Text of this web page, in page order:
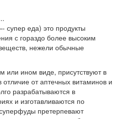
еда) это продукты
с гораздо более высоким
нежели обычные
или ином виде, присутствуют в
от аптечных витаминов и
разрабатываются в
и изготавливаются по
претерпевают